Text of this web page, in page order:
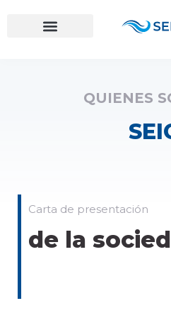
QUIENES
Carta de presentación
de la